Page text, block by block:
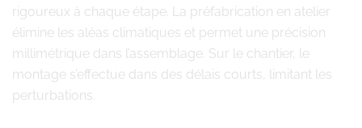
rigoureux à chaque étape. La préfabrication en atelier
élimine les aléas climatiques et permet une précision
millimétrique dans l’assemblage. Sur le chantier, le
montage s’effectue dans des délais courts, limitant les
perturbations.